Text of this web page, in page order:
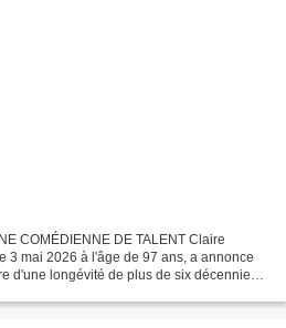
COMÉDIENNE DE TALENT Claire
3 mai 2026 à l'âge de 97 ans, a annonce
d'une longévité de plus de six décennies